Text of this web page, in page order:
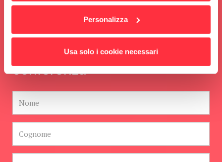
Personalizza
Usa solo i cookie necessari
Iscriviti alla Newsletter per
rimanere aggiornato e ricevi il
video completo della
conferenza